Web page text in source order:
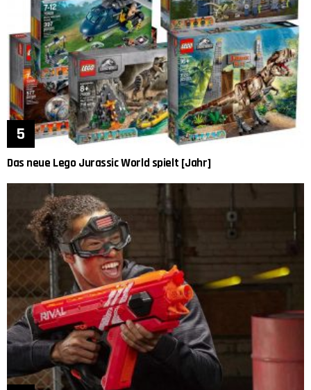
Das neue Lego Jurassic World spielt [Jahr]